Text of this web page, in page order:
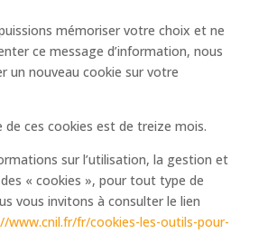
mémoriser votre choix et ne
ce message d’information, nous
un nouveau cookie sur votre
de ces cookies est de treize mois.
sur l’utilisation, la gestion et
« cookies », pour tout type de
vous invitons à consulter le lien
www.cnil.fr/fr/cookies-les-outils-pour-